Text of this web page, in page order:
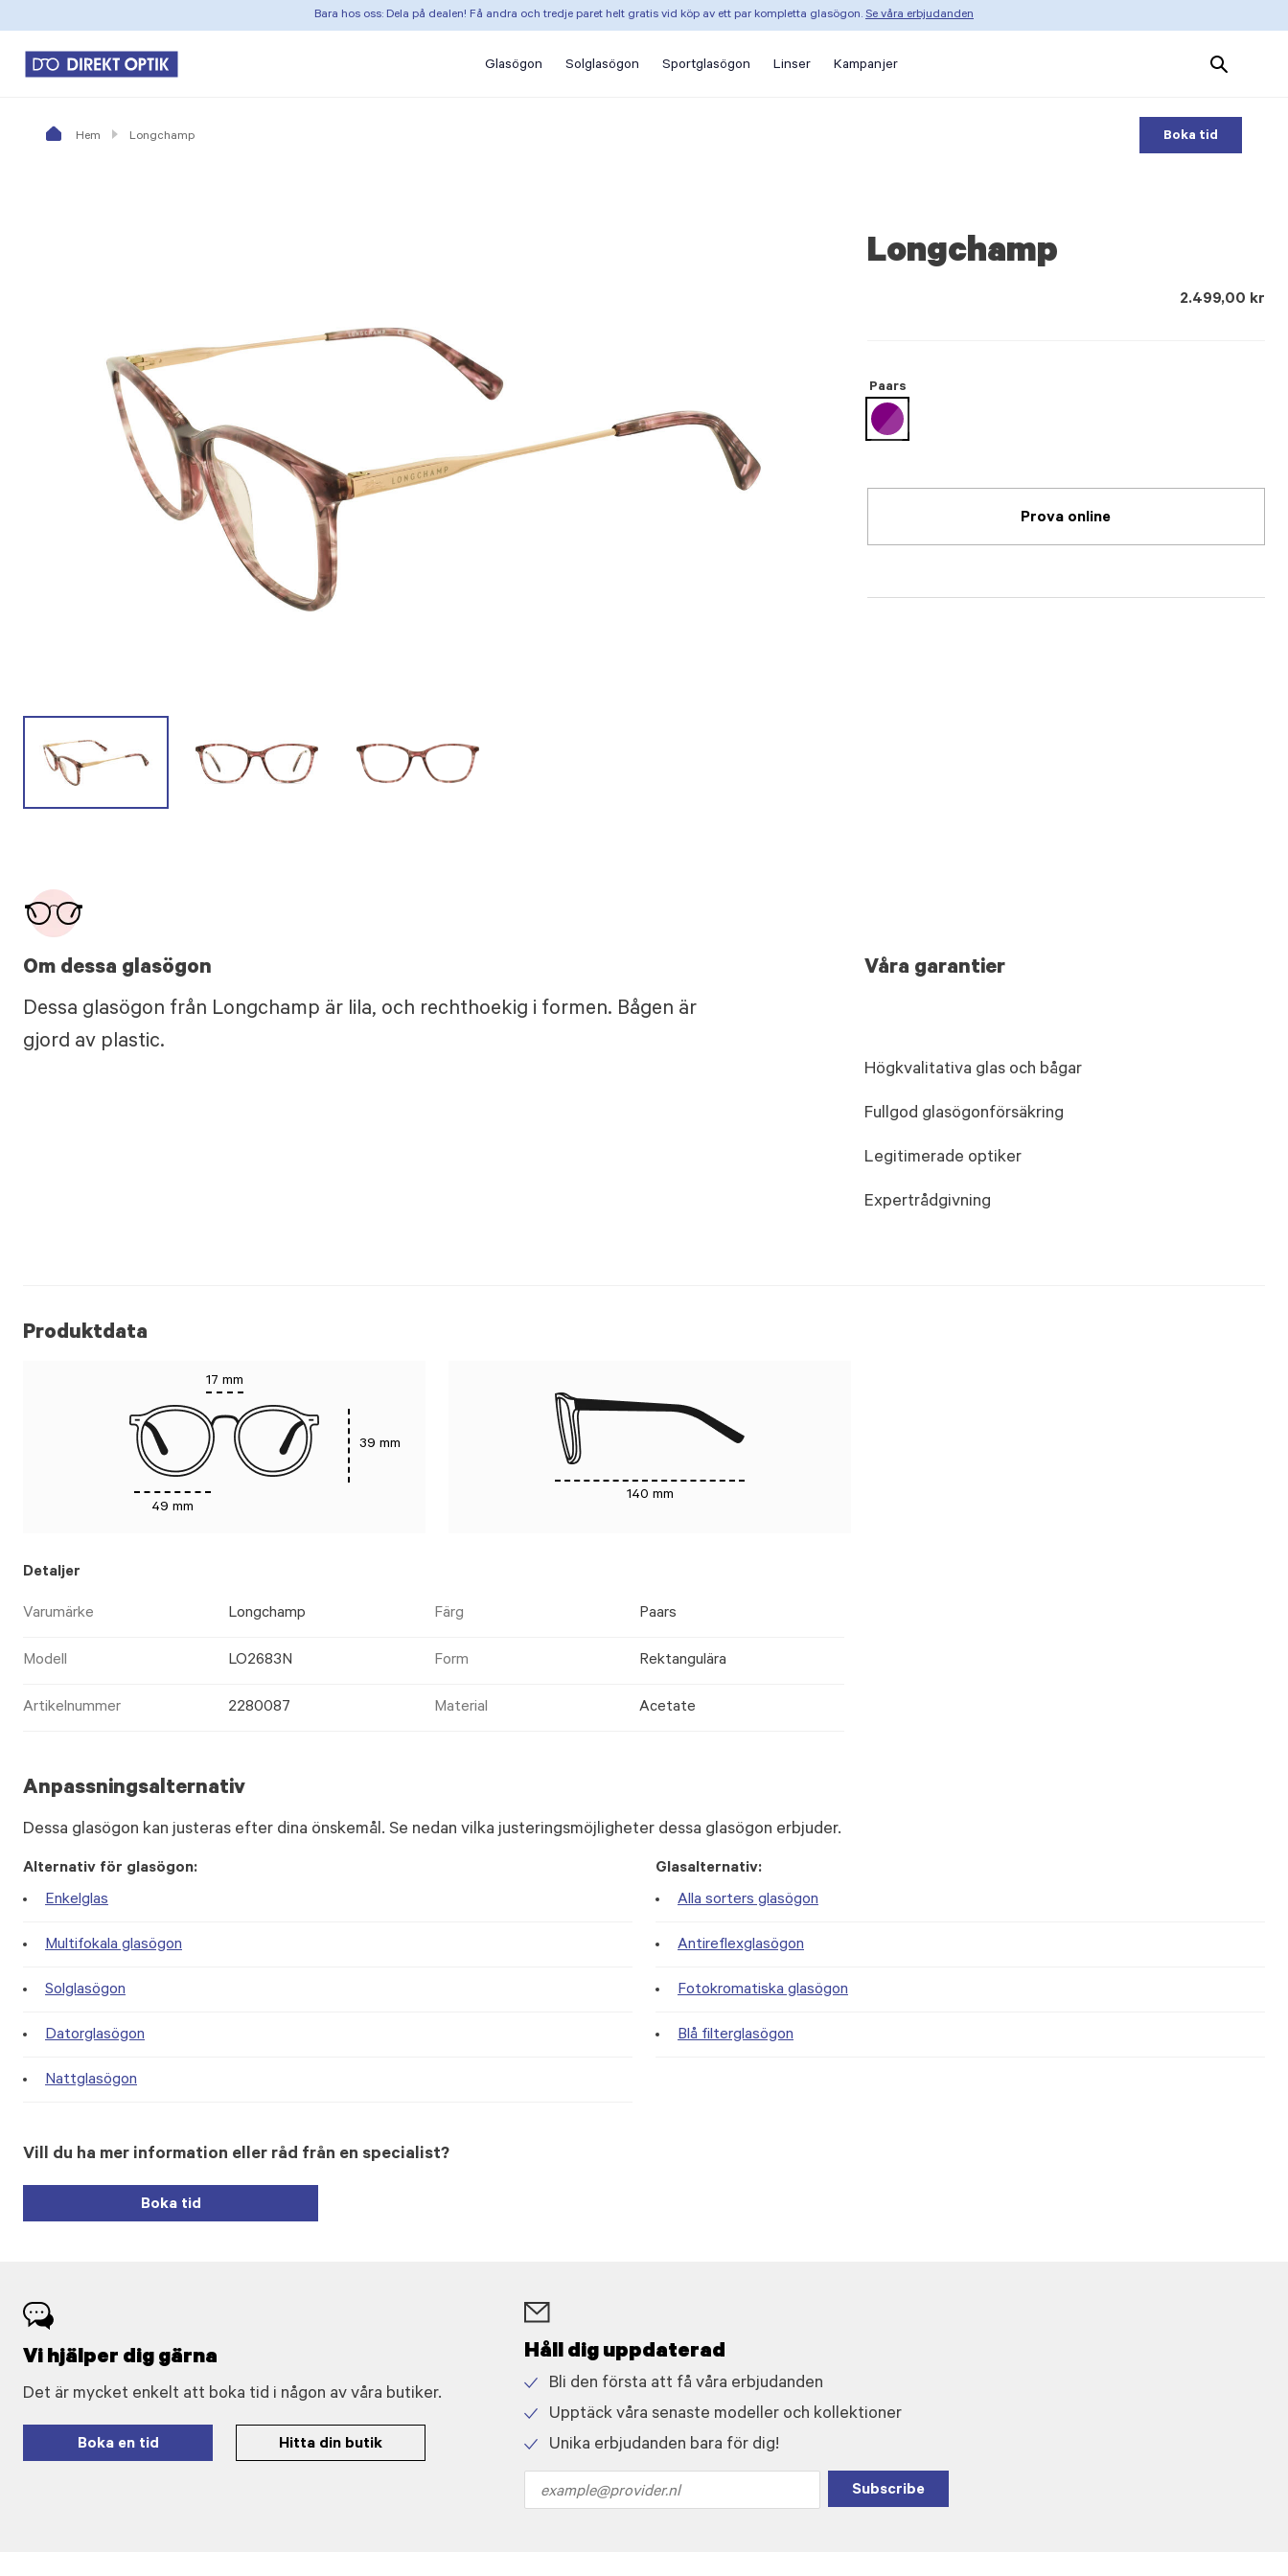
Bara hos oss: Dela på dealen! Få andra och tredje paret helt gratis vid köp av ett par kompletta glasögon. Se våra erbjudanden
Glasögon Solglasögon Sportglasögon Linser Kampanjer
Search
Products
Hem Longchamp Boka tid
Longchamp
2.499,00 kr
Paars
selected
Prova online
Om dessa glasögon
Dessa glasögon från Longchamp är lila, och rechthoekig i formen. Bågen är
gjord av plastic.
Våra garantier
Högkvalitativa glas och bågar
Fullgod glasögonförsäkring
Legitimerade optiker
Expertrådgivning
Produktdata
17 mm
49 mm
39 mm
140 mm
Detaljer
Varumärke Longchamp Färg Paars
Modell LO2683N Form Rektangulära
Artikelnummer 2280087 Material Acetate
Anpassningsalternativ
Dessa glasögon kan justeras efter dina önskemål. Se nedan vilka justeringsmöjligheter dessa glasögon erbjuder.
Alternativ för glasögon:
Enkelglas
Multifokala glasögon
Solglasögon
Datorglasögon
Nattglasögon
Glasalternativ:
Alla sorters glasögon
Antireflexglasögon
Fotokromatiska glasögon
Blå filterglasögon
Vill du ha mer information eller råd från en specialist?
Boka tid
Vi hjälper dig gärna
Det är mycket enkelt att boka tid i någon av våra butiker.
Boka en tid Hitta din butik
Håll dig uppdaterad
icon
Bli den första att få våra erbjudanden
icon
Upptäck våra senaste modeller och kollektioner
Unika erbjudanden bara för dig!
address
Subscribe